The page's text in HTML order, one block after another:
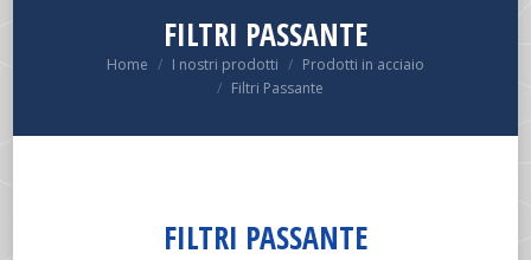
FILTRI PASSANTE
You are here:
Home I nostri prodotti
Prodotti in acciaio
Filtri Passante
FILTRI PASSANTE